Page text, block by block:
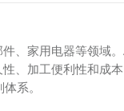
、家用电器等领域
、加工便利性和成
系。